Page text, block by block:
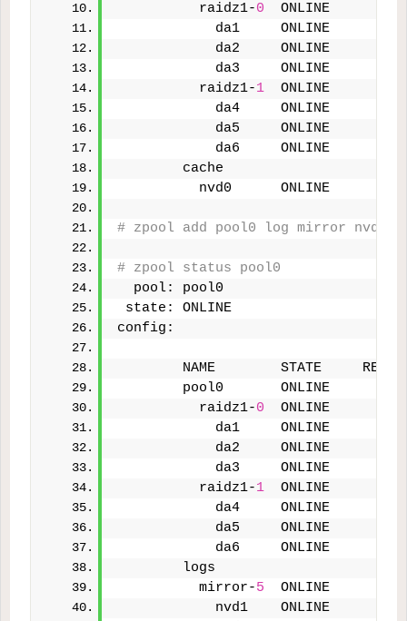
          raidz1-
0
  ONLINE
            da1     ONLINE
            da2     ONLINE
            da3     ONLINE
          raidz1-
1
  ONLINE
            da4     ONLINE
            da5     ONLINE
            da6     ONLINE
        cache
          nvd0      ONLINE
# zpool add pool0 log mirror nvd1
# zpool status pool0
  pool: pool0
state: ONLINE
config:
NAME        STATE     READ
        pool0       ONLINE
          raidz1-
0
  ONLINE
            da1     ONLINE
            da2     ONLINE
            da3     ONLINE
          raidz1-
1
  ONLINE
            da4     ONLINE
            da5     ONLINE
            da6     ONLINE
        logs
          mirror-
5
  ONLINE
            nvd1    ONLINE